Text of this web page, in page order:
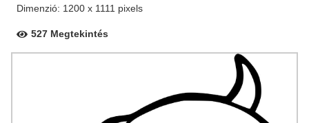
Dimenzió: 1200 x 1111 pixels
527 Megtekintés